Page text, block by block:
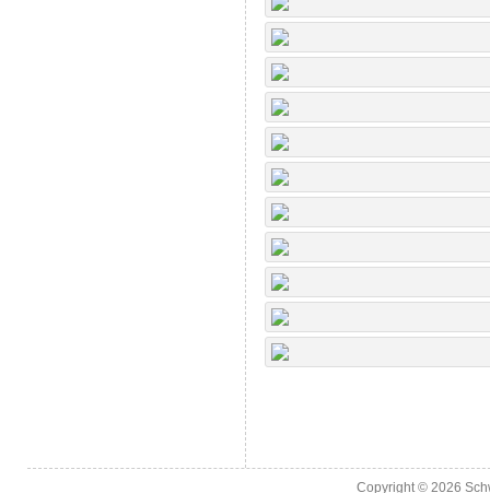
Copyright © 2026